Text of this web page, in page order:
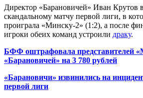
Директор «Барановичей» Иван Крутов
скандальному матчу первой лиги, в
проиграла «Минску-2» (1:2), а после
игроки обеих команд устроили драку.
БФФ оштрафовала представителей
«Барановичей» на 3 780 рублей
«Барановичи» извинились на
первой лиги